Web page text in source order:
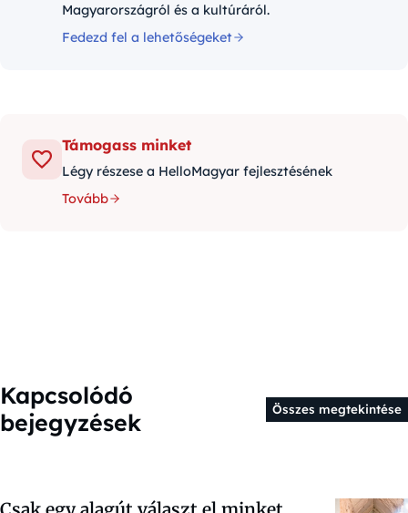
Magyarországról és a kultúráról.
Fedezd fel a lehetőségeket
Támogass minket
Légy részese a HelloMagyar fejlesztésének
Tovább
Kapcsolódó
bejegyzések
Összes megtekintése